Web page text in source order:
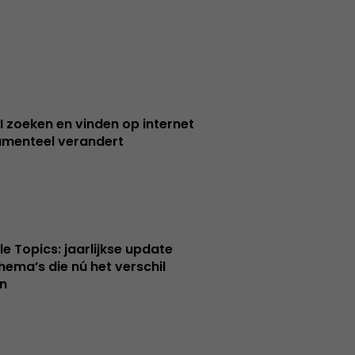
zoeken en vinden op internet
verandert
Topics: jaarlijkse update
die nú het verschil